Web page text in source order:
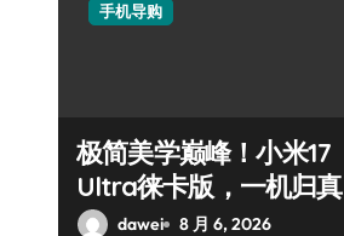
手机导购
极简美学巅峰！小米17
Ultra徕卡版，一机归真
dawei 8 月 6, 2026